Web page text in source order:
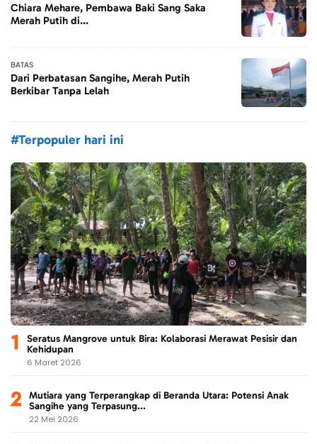
Chiara Mehare, Pembawa Baki Sang Saka
Merah Putih di...
BATAS
Dari Perbatasan Sangihe, Merah Putih
Berkibar Tanpa Lelah
#Terpopuler hari ini
Seratus Mangrove untuk Bira: Kolaborasi Merawat Pesisir dan
Kehidupan
6 Maret 2026
Mutiara yang Terperangkap di Beranda Utara: Potensi Anak
Sangihe yang Terpasung...
22 Mei 2026